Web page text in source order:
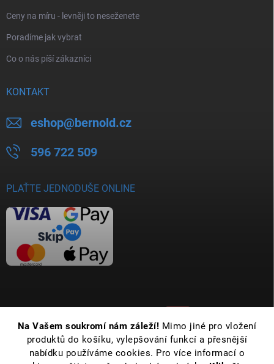
Na Vašem soukromí nám záleží! Mimo jiné pro vložení
produktů do košíku, vylepšování funkcí a přesnější
nabídku používáme cookies. Pro více informací o
Ceny na míru - levněji to neseženete
Poradíme jak vybrat
Co o nás píší zákazníci
KONTAKT
eshop@bernold.cz
596 722 509
PLAŤTE JEDNODUŠE ONLINE